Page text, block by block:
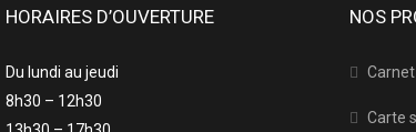
HORAIRES D’OUVERTURE
Du lundi au jeudi
8h30 – 12h30
NOS
Carte